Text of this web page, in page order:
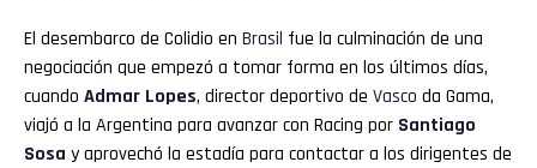
El desembarco de Colidio en Brasil fue la culminación de una
negociación que empezó a tomar forma en los últimos días,
cuando Admar Lopes, director deportivo de Vasco da Gama,
viajó a la Argentina para avanzar con Racing por Santiago
Sosa y aprovechó la estadía para contactar a los dirigentes de